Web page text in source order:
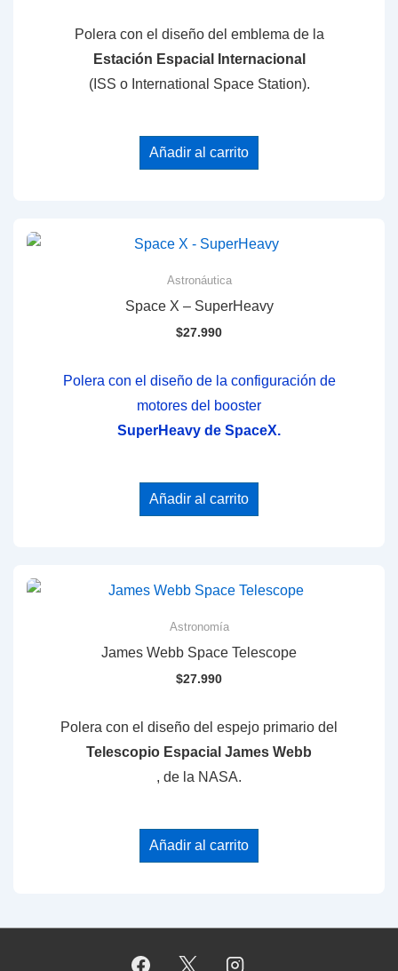
Polera con el diseño del emblema de la
Estación Espacial Internacional
(ISS o International Space Station).
Añadir al carrito
Astronáutica
Space X – SuperHeavy
$27.990
Polera con el diseño de la configuración de
motores del booster
SuperHeavy de SpaceX.
Añadir al carrito
Astronomía
James Webb Space Telescope
$27.990
Polera con el diseño del espejo primario del
Telescopio Espacial James Webb
, de la NASA.
Añadir al carrito